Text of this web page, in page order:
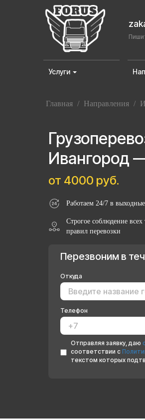
Услуги
Главная / Направления /
Ивангород
от 4000 руб.
Работаем 24/7 в
Строгое соблюдение
правил перевозки
Перезвоним в
Откуда
Телефон
Отправляя заявку, даю
соответствии с
текстом которых